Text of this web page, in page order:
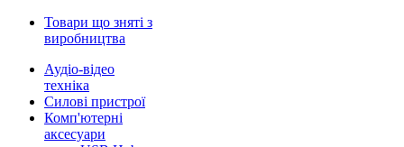
Товари що зняті з
виробництва
Аудіо-відео
техніка
Силові пристрої
Комп'ютерні
аксесуари